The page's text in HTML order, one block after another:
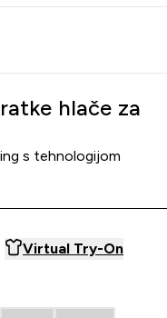
hlače za
s tehnologijom
Virtual Try-On